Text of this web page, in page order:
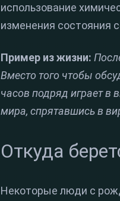
использование
изменения состояния
Пример из жизни:
Вместо того чтобы
часов подряд играет в
мира, спрятавшись в
Откуда
Некоторые люди с